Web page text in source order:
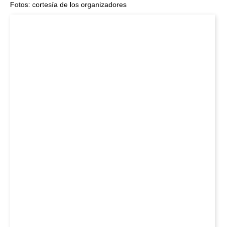
Fotos: cortesía de los organizadores